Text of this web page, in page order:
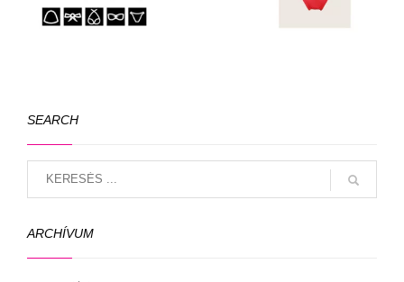
SEARCH
ARCHÍVUM